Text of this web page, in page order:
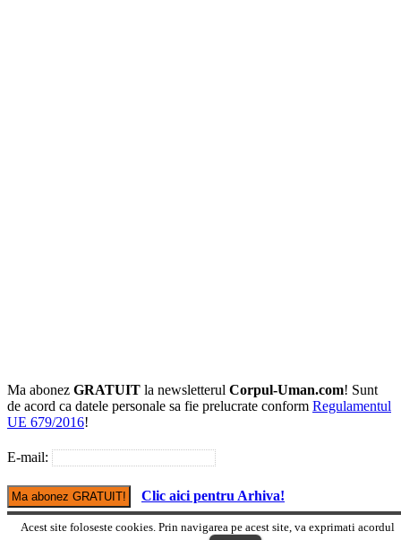
Ma abonez GRATUIT la newsletterul Corpul-Uman.com! Sunt
de acord ca datele personale sa fie prelucrate conform Regulamentul
UE 679/2016!
E-mail:
Clic aici pentru Arhiva!
Versiune mobile
Acest site foloseste cookies. Prin navigarea pe acest site, va exprimati acordul